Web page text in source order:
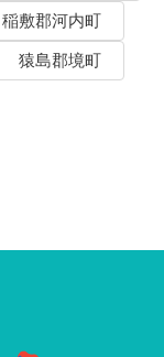
稲敷郡河内町
猿島郡境町